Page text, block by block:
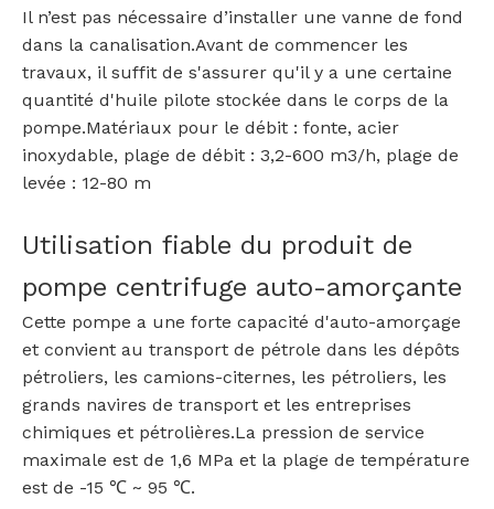
Il n’est pas nécessaire d’installer une vanne de fond
dans la canalisation.Avant de commencer les
travaux, il suffit de s'assurer qu'il y a une certaine
quantité d'huile pilote stockée dans le corps de la
pompe.Matériaux pour le débit : fonte, acier
inoxydable, plage de débit : 3,2-600 m3/h, plage de
levée : 12-80 m
Utilisation fiable du produit de
pompe centrifuge auto-amorçante
Cette pompe a une forte capacité d'auto-amorçage
et convient au transport de pétrole dans les dépôts
pétroliers, les camions-citernes, les pétroliers, les
grands navires de transport et les entreprises
chimiques et pétrolières.La pression de service
maximale est de 1,6 MPa et la plage de température
est de -15 ℃ ~ 95 ℃.